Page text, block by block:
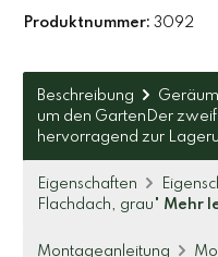
Produktnummer: 3092
Beschreibung
um den GartenDer
hervorragend zur
Eigenschaften
Flachdach, grau" Mehr
Montageanleitung